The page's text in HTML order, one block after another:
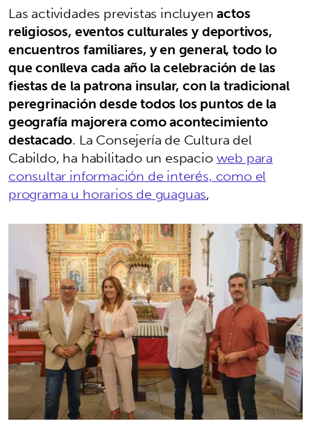
Las actividades previstas incluyenactos
religiosos, eventos culturales y deportivos,
encuentros familiares, y en general, todo lo
que conlleva cada año la celebración de las
fiestas de la patrona insular, con la tradicional
peregrinación desde todos los puntos de la
geografía majorera como acontecimiento
destacado. La Consejería de Cultura del
Cabildo, ha habilitado un espacioweb para
consultar información de interés, como el
programa u horarios de guaguas,